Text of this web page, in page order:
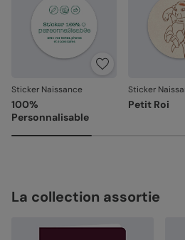
Votre satisfaction, notre priorité
Si vous constatez le moindre souci
découpe ou à l’acheminement,
30 jours. Nous nous occupons de
En revanche, si le point concerne
vous avez validée (texte, photo,
Sticker Naissance
100%
Personnalisable
Sticker
Petit Roi
La collection assortie